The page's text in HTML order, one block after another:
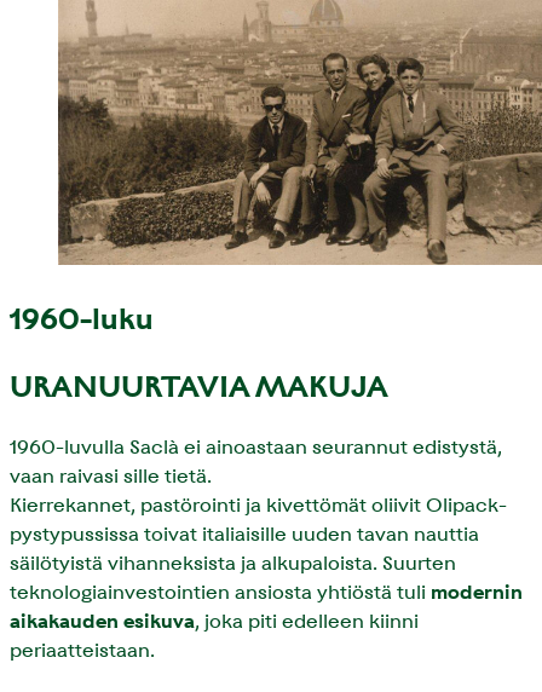
1960-luku
URANUURTAVIA MAKUJA
1960-luvulla Saclà ei ainoastaan seurannut edistystä,
vaan raivasi sille tietä.
Kierrekannet, pastörointi ja kivettömät oliivit Olipack-
pystypussissa toivat italiaisille uuden tavan nauttia
säilötyistä vihanneksista ja alkupaloista. Suurten
teknologiainvestointien ansiosta yhtiöstä tuli modernin
aikakauden esikuva, joka piti edelleen kiinni
periaatteistaan.